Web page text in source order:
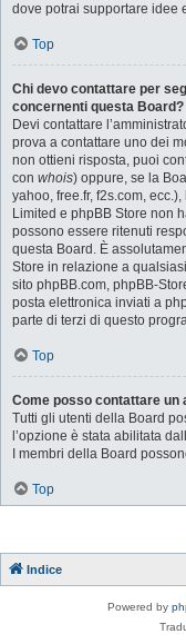
dove potrai supportare idee
Top
Chi devo contattare per
concernenti questa Board?
Devi contattare
prova a contattare uno dei
non ottieni risposta, puoi
con whois) oppure, se la
yahoo, free.fr, f2s.com,
Limited e phpBB Store non
possono essere ritenuti
questa Board. È
Store in relazione a
sito phpBB.com, phpBB-
posta elettronica inviati a
parte di terzi di questo
Top
Come posso contattare un
Tutti gli utenti della Board
l’opzione è stata abilitata
I membri della Board
Top
Indice
Powered by